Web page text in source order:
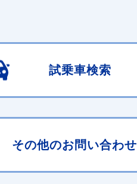
試乗車検索
その他のお問い合わせ